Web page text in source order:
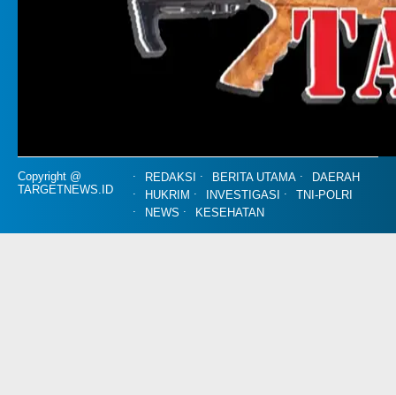
Copyright @
TARGETNEWS.ID
REDAKSI BERITA UTAMA
DAERAH
HUKRIM
INVESTIGASI
TNI-POLRI
NEWS
KESEHATAN